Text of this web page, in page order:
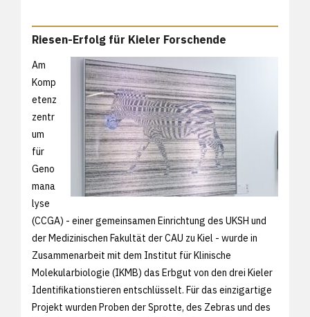
Riesen-Erfolg für Kieler Forschende
Am
Komp
etenz
zentr
um
für
Geno
mana
lyse
(CCGA) - einer gemeinsamen Einrichtung des UKSH und
der Medizinischen Fakultät der CAU zu Kiel - wurde in
Zusammenarbeit mit dem Institut für Klinische
Molekularbiologie (IKMB) das Erbgut von den drei Kieler
Identifikationstieren entschlüsselt. Für das einzigartige
Projekt wurden Proben der Sprotte, des Zebras und des